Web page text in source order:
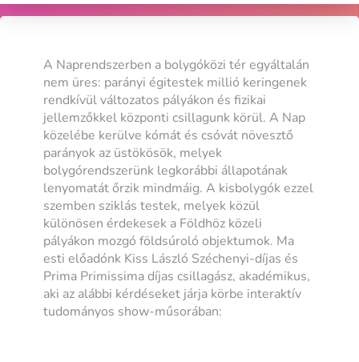
A Naprendszerben a bolygóközi tér egyáltalán
nem üres: parányi égitestek millió keringenek
rendkívül változatos pályákon és fizikai
jellemzőkkel központi csillagunk körül. A Nap
közelébe kerülve kómát és csóvát növesztő
parányok az üstökösök, melyek
bolygórendszerünk legkorábbi állapotának
lenyomatát őrzik mindmáig. A kisbolygók ezzel
szemben sziklás testek, melyek közül
különösen érdekesek a Földhöz közeli
pályákon mozgó földsúroló objektumok. Ma
esti előadónk Kiss László Széchenyi-díjas és
Prima Primissima díjas csillagász, akadémikus,
aki az alábbi kérdéseket járja körbe interaktív
tudományos show-műsorában: